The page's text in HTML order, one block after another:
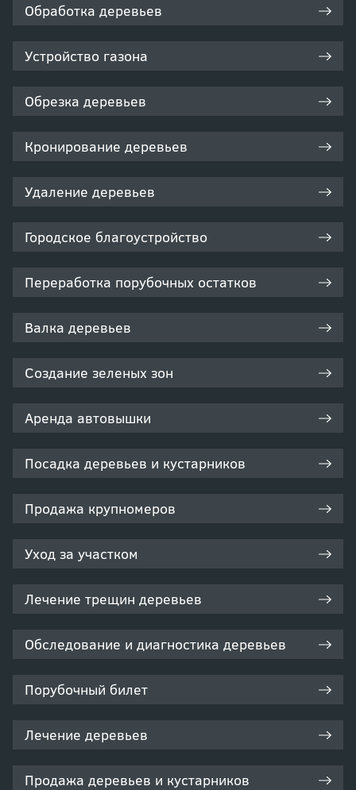
Обработка деревьев
Устройство газона
Обрезка деревьев
Кронирование деревьев
Удаление деревьев
Городское благоустройство
Переработка порубочных остатков
Валка деревьев
Создание зеленых зон
Аренда автовышки
Посадка деревьев и кустарников
Продажа крупномеров
Уход за участком
Лечение трещин деревьев
Обследование и диагностика деревьев
Порубочный билет
Лечение деревьев
Продажа деревьев и кустарников